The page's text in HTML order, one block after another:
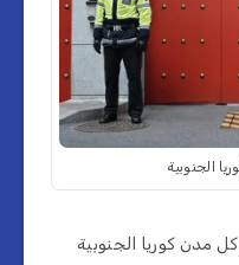
الجنوبية
مدن كوريا الجنوبية